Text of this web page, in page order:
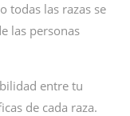
todas las razas se
las personas
entre tu
de cada raza.